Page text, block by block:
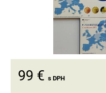
99 € s DPH